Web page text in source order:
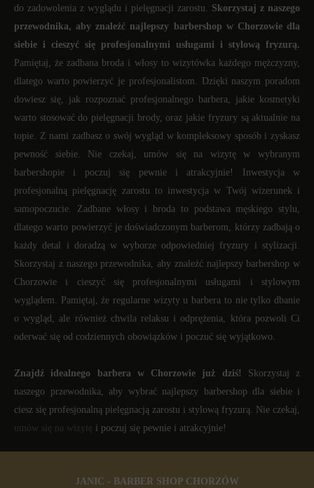
do zadowolenia z wyglądu i pielęgnacji zarostu. Skorzystaj z naszego
przewodnika, aby znaleźć najlepszy barbershop w Chorzowie dla
siebie i cieszyć się profesjonalnymi usługami i stylową fryzurą.
Pamiętaj, że zadbana broda i włosy to wizytówka każdego mężczyzny,
dlatego warto powierzyć je profesjonalistom. Dzięki naszym poradom
dowiesz się, jak rozpoznać profesjonalnego barbera, jakie kosmetyki
warto stosować do pielęgnacji brody, oraz jakie fryzury są aktualnie na
topie. Z nami zadbasz o swój wygląd w kompleksowy sposób i zyskasz
pewność siebie. Nie czekaj, umów się na wizytę w wybranym
barbershopie i poczuj się pewnie i atrakcyjnie! Inwestycja w
profesjonalną pielęgnację zarostu to inwestycja w Twój wizerunek i
samopoczucie. Zadbane włosy i broda to podstawa męskiego stylu,
dlatego warto powierzyć je doświadczonym barberom, którzy zadbają o
każdy detal i doradzą w wyborze odpowiedniej fryzury i stylizacji.
Skorzystaj z naszego przewodnika, aby znaleźć najlepszy barbershop w
Chorzowie i cieszyć się profesjonalnymi usługami i stylowym
wyglądem. Pamiętaj, że regularne wizyty u barbera to nie tylko dbanie
o wygląd, ale również chwila relaksu i odprężenia, która pozwoli Ci
oderwać się od codziennych obowiązków i poczuć się wyjątkowo.
Znajdź idealnego barbera w Chorzowie już dziś! Skorzystaj z
naszego przewodnika, aby wybrać najlepszy barbershop dla siebie i
ciesz się profesjonalną pielęgnacją zarostu i stylową fryzurą. Nie czekaj,
umów się na wizytę i poczuj się pewnie i atrakcyjnie!
JANIC - BARBER SHOP CHORZÓW